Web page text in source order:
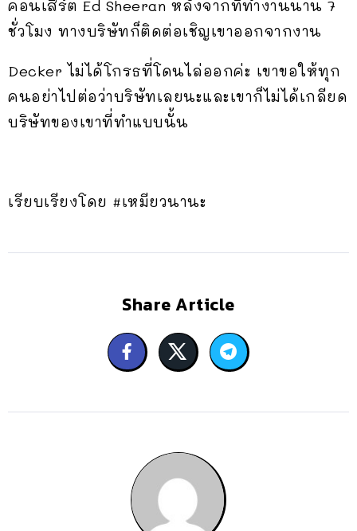
คอนเสิร์ต Ed Sheeran หลังจากที่ทำงานนาน 7
ชั่วโมง ทางบริษัทก็ติดต่อเชิญเขาออกจากงาน
Decker ไม่ได้โกรธที่โดนไล่ออกค่ะ เขาขอให้ทุก
คนอย่าไปต่อว่าบริษัทเลยนะและเขาก็ไม่ได้เกลียด
บริษัทของเขาที่ทำแบบนั้น
เรียบเรียงโดย #เหมียวนานะ
Share Article